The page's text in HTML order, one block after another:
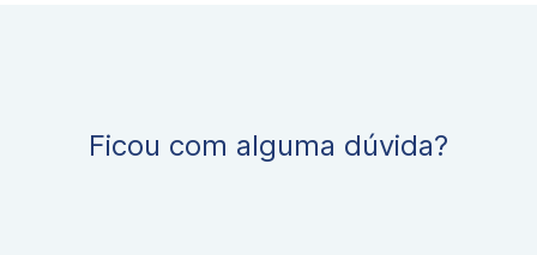
Ficou com alguma dúvida?